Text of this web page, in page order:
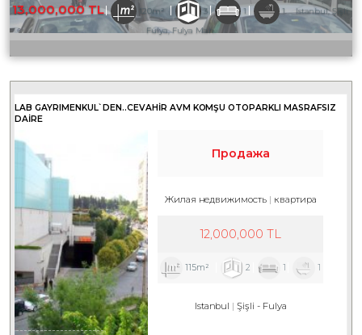
13,000,000 TL 120m² 3 1 1 Istanbul, Şişli,
Fulya, Fulya Mah.
LAB GAYRIMENKUL`DEN..CEVAHİR AVM KOMŞU OTOPARKLI MASRAFSIZ
DAİRE
Продажа
Жилая недвижимость квартира
12,000,000 TL
115m² 2 1 1
Istanbul Şişli - Fulya